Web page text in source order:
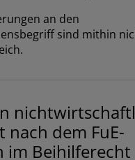
an den
sind mithin
nach dem FuE-
im Beihilferecht